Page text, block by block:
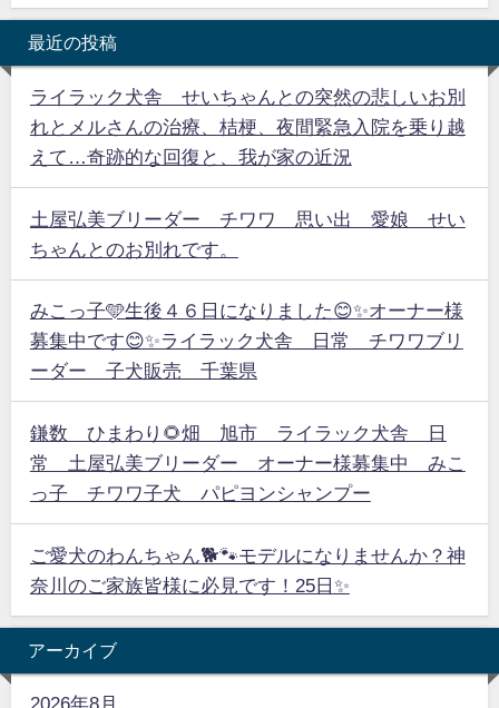
最近の投稿
ライラック犬舎 せいちゃんとの突然の悲しいお別
れとメルさんの治療、桔梗、夜間緊急入院を乗り越
えて…奇跡的な回復と、我が家の近況
土屋弘美ブリーダー チワワ 思い出 愛娘 せい
ちゃんとのお別れです。
みこっ子🩵生後４６日になりました😊✨オーナー様
募集中です😊✨ライラック犬舎 日常 チワワブリ
ーダー 子犬販売 千葉県
鎌数 ひまわり🌻畑 旭市 ライラック犬舎 日
常 土屋弘美ブリーダー オーナー様募集中 みこ
っ子 チワワ子犬 パピヨンシャンプー
ご愛犬のわんちゃん🐕🐾モデルになりませんか？神
奈川のご家族皆様に必見です！25日✨
アーカイブ
2026年8月